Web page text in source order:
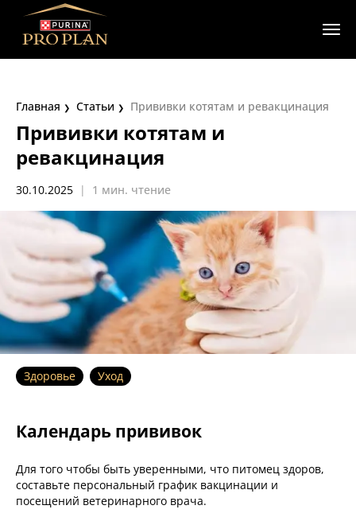
Главная Статьи Прививки котятам и ревакцинация
Прививки котятам и
ревакцинация
30.10.2025 | 1 мин. чтение
Здоровье Уход
Календарь прививок
Для того чтобы быть уверенными, что питомец здоров,
составьте персональный график вакцинации и
посещений ветеринарного врача.